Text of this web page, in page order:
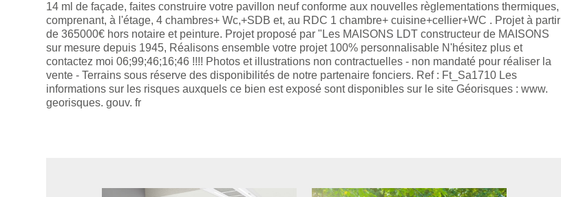
14 ml de façade, faites construire votre pavillon neuf conforme aux nouvelles règlementations thermiques,
comprenant, à l'étage, 4 chambres+ Wc,+SDB et, au RDC 1 chambre+ cuisine+cellier+WC . Projet à partir
de 365000€ hors notaire et peinture. Projet proposé par "Les MAISONS LDT constructeur de MAISONS
sur mesure depuis 1945, Réalisons ensemble votre projet 100% personnalisable N'hésitez plus et
contactez moi 06;99;46;16;46 !!!! Photos et illustrations non contractuelles - non mandaté pour réaliser la
vente - Terrains sous réserve des disponibilités de notre partenaire fonciers. Ref : Ft_Sa1710 Les
informations sur les risques auxquels ce bien est exposé sont disponibles sur le site Géorisques : www.
georisques. gouv. fr